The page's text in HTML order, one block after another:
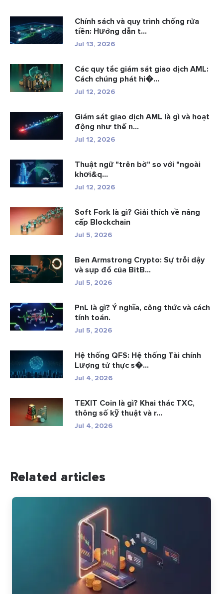
Chính sách và quy trình chống rửa
tiền: Hướng dẫn t...
Jul 13, 2026
Các quy tắc giám sát giao dịch AML:
Cách chúng phát hi�...
Jul 12, 2026
Giám sát giao dịch AML là gì và hoạt
động như thế n...
Jul 12, 2026
Thuật ngữ "trên bờ" so với "ngoài
khơi&q...
Jul 12, 2026
Soft Fork là gì? Giải thích về nâng
cấp Blockchain
Jul 5, 2026
Ben Armstrong Crypto: Sự trỗi dậy
và sụp đổ của BitB...
Jul 5, 2026
PnL là gì? Ý nghĩa, công thức và cách
tính toán.
Jul 5, 2026
Hệ thống QFS: Hệ thống Tài chính
Lượng tử thực s�...
Jul 4, 2026
TEXIT Coin là gì? Khai thác TXC,
thông số kỹ thuật và r...
Jul 4, 2026
Related articles